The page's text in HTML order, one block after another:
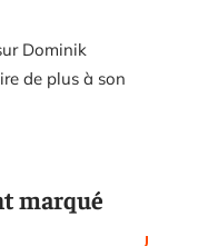
Dominik
de plus à son
marqué